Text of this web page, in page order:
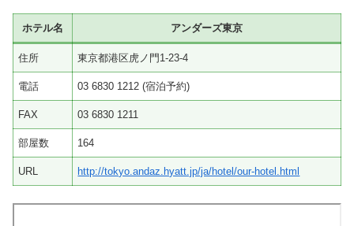
ホテル名 アンダーズ東京
住所 東京都港区虎ノ門1-23-4
電話 03 6830 1212 (宿泊予約)
FAX 03 6830 1211
部屋数 164
URL http://tokyo.andaz.hyatt.jp/ja/hotel/our-hotel.html